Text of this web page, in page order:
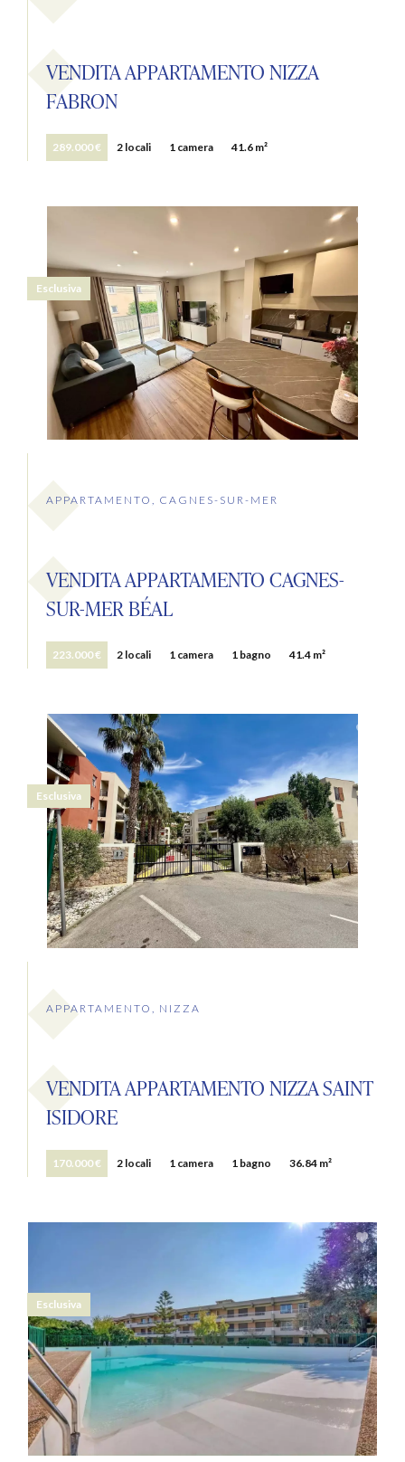
VENDITA APPARTAMENTO NIZZA
FABRON
289.000 € 2 locali 1 camera 41.6 m²
APPARTAMENTO, CAGNES-SUR-MER
VENDITA APPARTAMENTO CAGNES-
SUR-MER BÉAL
223.000 € 2 locali 1 camera 1 bagno 41.4 m²
Esclusiva
APPARTAMENTO, NIZZA
VENDITA APPARTAMENTO NIZZA SAINT
ISIDORE
170.000 € 2 locali 1 camera 1 bagno 36.84 m²
Esclusiva
Esclusiva